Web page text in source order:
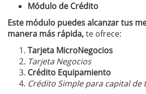
Módulo de Crédito
Este módulo puedes alcanzar tus
manera más rápida,te ofrece:
Tarjeta MicroNegocios
Tarjeta Negocios
Crédito Equipamiento
Crédito Simple para capital de